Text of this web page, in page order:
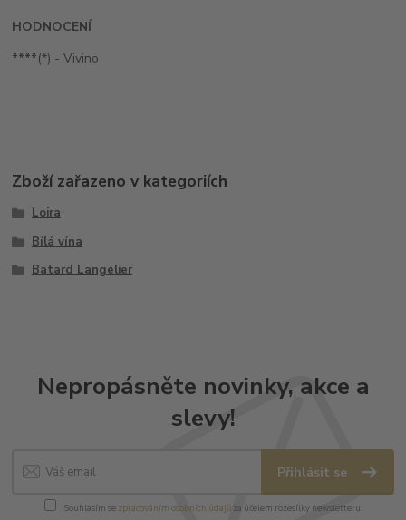
HODNOCENÍ
****(*) - Vivino
Zboží zařazeno v kategoriích
Loira
Bílá vína
Batard Langelier
Nepropásněte novinky, akce a
slevy!
Přihlásit se
Souhlasím se zpracováním osobních údajůza účelem rozesílky newsletteru.